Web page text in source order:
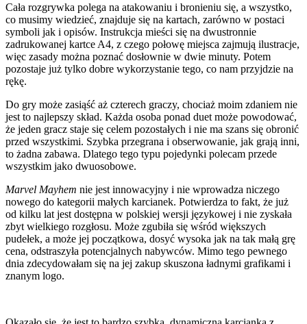
Cała rozgrywka polega na atakowaniu i bronieniu się, a wszystko,
co musimy wiedzieć, znajduje się na kartach, zarówno w postaci
symboli jak i opisów. Instrukcja mieści się na dwustronnie
zadrukowanej kartce A4, z czego połowę miejsca zajmują ilustracje,
więc zasady można poznać dosłownie w dwie minuty. Potem
pozostaje już tylko dobre wykorzystanie tego, co nam przyjdzie na
rękę.
Do gry może zasiąść aż czterech graczy, chociaż moim zdaniem nie
jest to najlepszy skład. Każda osoba ponad duet może powodować,
że jeden gracz staje się celem pozostałych i nie ma szans się obronić
przed wszystkimi. Szybka przegrana i obserwowanie, jak grają inni,
to żadna zabawa. Dlatego tego typu pojedynki polecam przede
wszystkim jako dwuosobowe.
Marvel Mayhem nie jest innowacyjny i nie wprowadza niczego
nowego do kategorii małych karcianek. Potwierdza to fakt, że już
od kilku lat jest dostępna w polskiej wersji językowej i nie zyskała
zbyt wielkiego rozgłosu. Może zgubiła się wśród większych
pudełek, a może jej początkowa, dosyć wysoka jak na tak małą grę
cena, odstraszyła potencjalnych nabywców. Mimo tego pewnego
dnia zdecydowałam się na jej zakup skuszona ładnymi grafikami i
znanym logo.